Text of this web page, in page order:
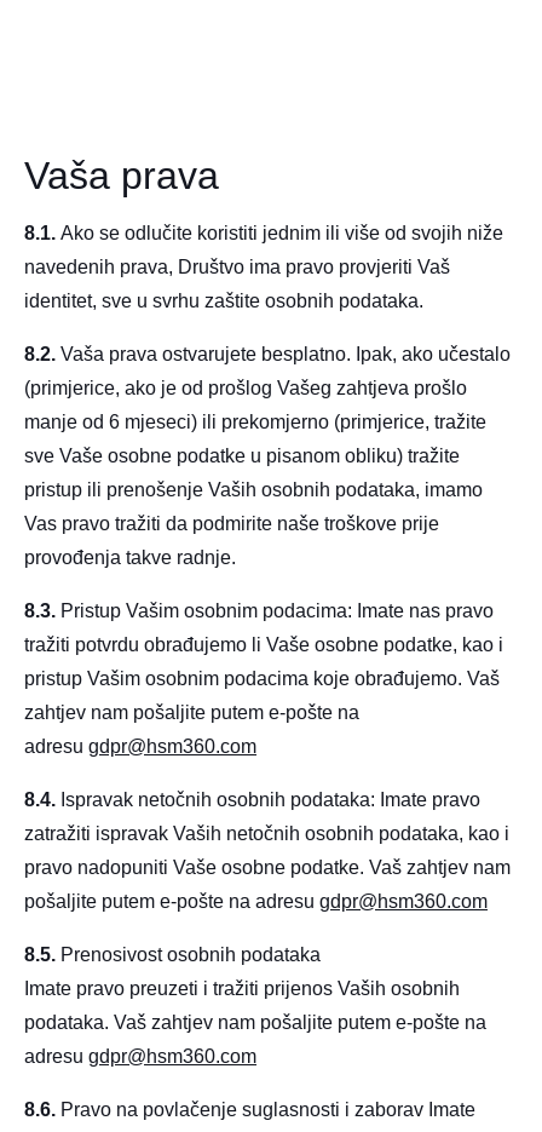
Vaša prava
8.1. Ako se odlučite koristiti jednim ili više od svojih niže
navedenih prava, Društvo ima pravo provjeriti Vaš
identitet, sve u svrhu zaštite osobnih podataka.
8.2. Vaša prava ostvarujete besplatno. Ipak, ako učestalo
(primjerice, ako je od prošlog Vašeg zahtjeva prošlo
manje od 6 mjeseci) ili prekomjerno (primjerice, tražite
sve Vaše osobne podatke u pisanom obliku) tražite
pristup ili prenošenje Vaših osobnih podataka, imamo
Vas pravo tražiti da podmirite naše troškove prije
provođenja takve radnje.
8.3. Pristup Vašim osobnim podacima: Imate nas pravo
tražiti potvrdu obrađujemo li Vaše osobne podatke, kao i
pristup Vašim osobnim podacima koje obrađujemo. Vaš
zahtjev nam pošaljite putem e-pošte na
adresu gdpr@hsm360.com
8.4. Ispravak netočnih osobnih podataka: Imate pravo
zatražiti ispravak Vaših netočnih osobnih podataka, kao i
pravo nadopuniti Vaše osobne podatke. Vaš zahtjev nam
pošaljite putem e-pošte na adresu gdpr@hsm360.com
8.5. Prenosivost osobnih podataka
Imate pravo preuzeti i tražiti prijenos Vaših osobnih
podataka. Vaš zahtjev nam pošaljite putem e-pošte na
adresu gdpr@hsm360.com
8.6. Pravo na povlačenje suglasnosti i zaborav Imate